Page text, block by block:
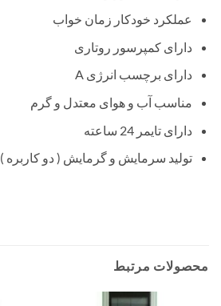
عملکرد خودکار زمان خواب
دارای کمپرسور روتاری
دارای برچسب انرژی A
مناسب آب و هوای معتدل و گرم
دارای تایمر 24 ساعته
تولید سرمایش و گرمایش ( دو کاربره )
محصولات مرتبط